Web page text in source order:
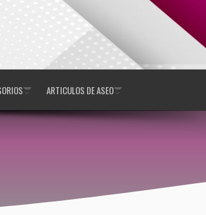
ARTICULOS DE ASEO